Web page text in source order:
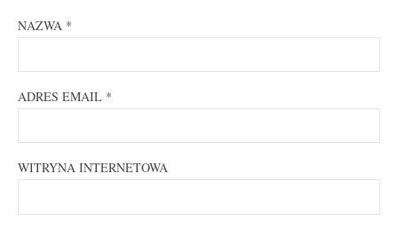
NAZWA *
ADRES EMAIL *
WITRYNA INTERNETOWA